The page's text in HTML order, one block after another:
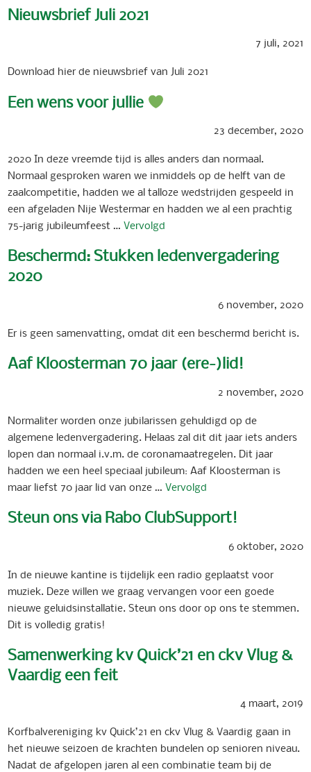
Nieuwsbrief Juli 2021
7 juli, 2021
Download hier de nieuwsbrief van Juli 2021
Een wens voor jullie
23 december, 2020
2020 In deze vreemde tijd is alles anders dan normaal.
Normaal gesproken waren we inmiddels op de helft van de
zaalcompetitie, hadden we al talloze wedstrijden gespeeld in
een afgeladen Nije Westermar en hadden we al een prachtig
75-jarig jubileumfeest …Vervolgd
Beschermd: Stukken ledenvergadering
2020
6 november, 2020
Er is geen samenvatting, omdat dit een beschermd bericht is.
Aaf Kloosterman 70 jaar (ere-)lid!
2 november, 2020
Normaliter worden onze jubilarissen gehuldigd op de
algemene ledenvergadering. Helaas zal dit dit jaar iets anders
lopen dan normaal i.v.m. de coronamaatregelen. Dit jaar
hadden we een heel speciaal jubileum: Aaf Kloosterman is
maar liefst 70 jaar lid van onze …Vervolgd
Steun ons via Rabo ClubSupport!
6 oktober, 2020
In de nieuwe kantine is tijdelijk een radio geplaatst voor
muziek. Deze willen we graag vervangen voor een goede
nieuwe geluidsinstallatie. Steun ons door op ons te stemmen.
Dit is volledig gratis!
Samenwerking kv Quick’21 en ckv Vlug &
Vaardig een feit
4 maart, 2019
Korfbalvereniging kv Quick’21 en ckv Vlug & Vaardig gaan in
het nieuwe seizoen de krachten bundelen op senioren niveau.
Nadat de afgelopen jaren al een combinatie team bij de